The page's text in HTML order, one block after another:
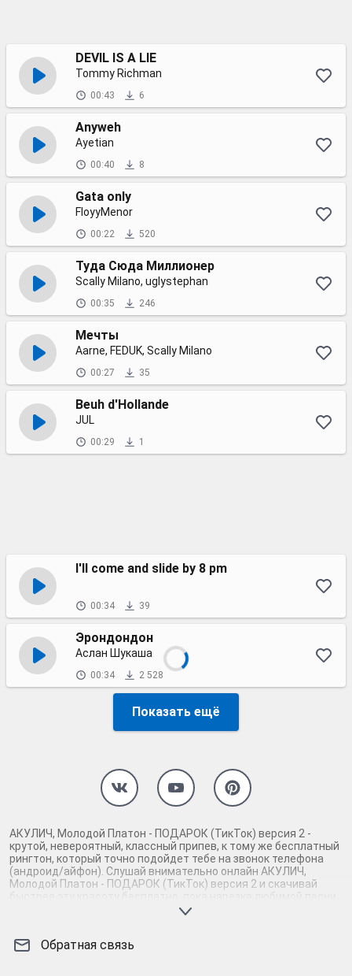
DEVIL IS A LIE
Tommy Richman
00:43 6
Anyweh
Ayetian
00:40 8
Gata only
FloyyMenor
00:22 520
Туда Сюда Миллионер
Scally Milano, uglystephan
00:35 246
Мечты
Aarne, FEDUK, Scally Milano
00:27 35
Beuh d'Hollande
JUL
00:29 1
I'll come and slide by 8 pm
00:34 39
Эрондондон
Аслан Шукаша
00:34 2 528
Показать ещё
АКУЛИЧ, Молодой Платон - ПОДАРОК (ТикТок) версия 2 -
крутой, невероятный, классный припев, к тому же бесплатный
рингтон, который точно подойдет тебе на звонок телефона
(андроид/айфон). Слушай внимательно онлайн АКУЛИЧ,
Молодой Платон - ПОДАРОК (ТикТок) версия 2 и скачивай
быстрее эту красоту бесплатно, пока нарезка любимой песни
не играет шикарной мелодией у каждого второго на звонке.
АКУЛИЧ, Молодой Платон - ПОДАРОК (ТикТок) версия 2.
Обратная связь